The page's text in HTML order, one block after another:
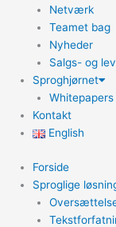
Netværk
Teamet bag
Nyheder
Salgs- og
Sproghjørnet
Whitepapers
Kontakt
English
Forside
Sproglige